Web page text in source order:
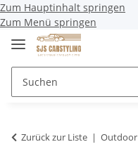
Zum Hauptinhalt springen
Zum Menü springen
Zurück zur Liste Outdoor